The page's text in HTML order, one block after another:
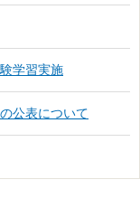
学習実施
公表について